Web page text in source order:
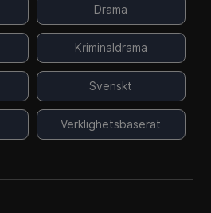
Drama
Kriminaldrama
Svenskt
Verklighetsbaserat